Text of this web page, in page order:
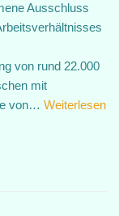
Ausschluss
von rund 22.000
mit
von… Weiterlesen